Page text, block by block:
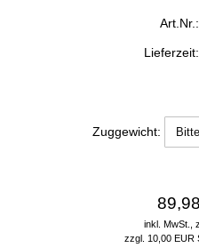
Art.Nr.:
Lieferzeit:
Zuggewicht:
inkl. MwSt.,
zzgl. 10,00 EUR